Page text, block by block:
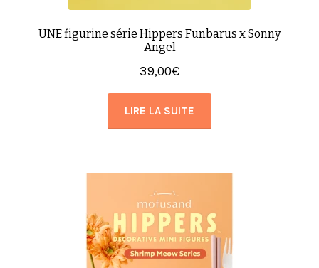
UNE figurine série Hippers Funbarus x Sonny
Angel
39,00€
LIRE LA SUITE